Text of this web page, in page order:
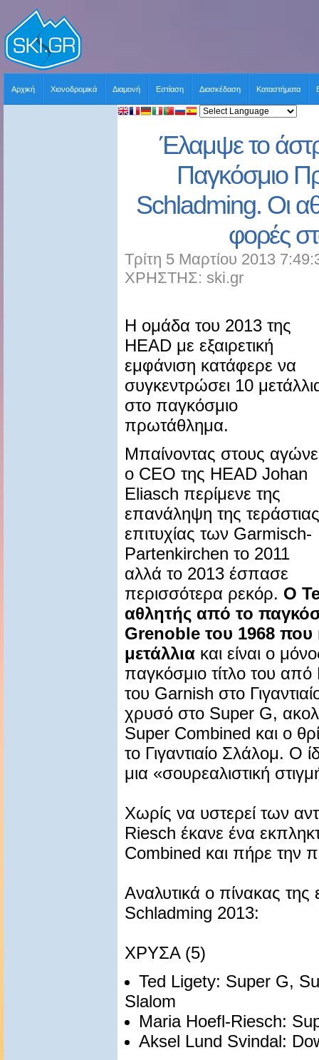
Αρχική Χιονοδρομικά Διαμονή Εστίαση Διασκέδαση Καταστήματα
Έλαμψε το
Παγκόσμιο
Schladming. Οι
φορές
Τρίτη 5 Μαρτίου 2013
ΧΡΗΣΤΗΣ: ski.gr
Η ομάδα του 2013 της
HEAD με εξαιρετική
εμφάνιση κατάφερε να
συγκεντρώσει 10
στο παγκόσμιο
πρωτάθλημα.
Μπαίνοντας στους
ο CEO της HEAD Johan
Eliasch περίμενε της
επανάληψη της τεράστιας
επιτυχίας των Garmisch-
Partenkirchen το 2011
αλλά το 2013 έσπασε
περισσότερα ρεκόρ. Ο
αθλητής από το
Grenoble του 1968 που
μετάλλια και είναι ο
παγκόσμιο τίτλο του
του Garnish στο
χρυσό στο Super G,
Super Combined και ο
το Γιγαντιαίο Σλάλομ. Ο
μια «σουρεαλιστική
Χωρίς να υστερεί των
Riesch έκανε ένα
Combined και πήρε την
Αναλυτικά ο πίνακας της
Schladming 2013:
ΧΡΥΣΑ (5)
Ted Ligety: Super G,
Slalom
Maria Hoefl-Riesch:
Aksel Lund Svindal: